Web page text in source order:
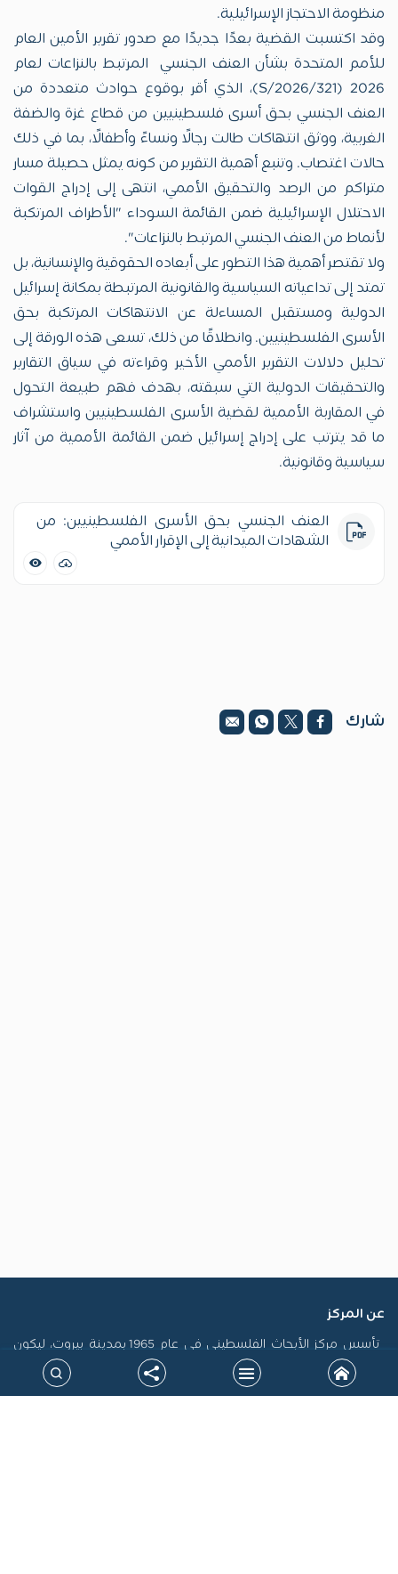
منظومة الاحتجاز الإسرائيلية.
وقد اكتسبت القضية بعدًا جديدًا مع صدور تقرير الأمين العام
للأمم المتحدة بشأن العنف الجنسي المرتبط بالنزاعات لعام
2026 (S/2026/321)، الذي أقر بوقوع حوادث متعددة من
العنف الجنسي بحق أسرى فلسطينيين من قطاع غزة والضفة
الغربية، ووثق انتهاكات طالت رجالًا ونساءً وأطفالًا، بما في ذلك
حالات اغتصاب. وتنبع أهمية التقرير من كونه يمثل حصيلة مسار
متراكم من الرصد والتحقيق الأممي، انتهى إلى إدراج القوات
الاحتلال الإسرائيلية ضمن القائمة السوداء "الأطراف المرتكبة
لأنماط من العنف الجنسي المرتبط بالنزاعات".
ولا تقتصر أهمية هذا التطور على أبعاده الحقوقية والإنسانية، بل
تمتد إلى تداعياته السياسية والقانونية المرتبطة بمكانة إسرائيل
الدولية ومستقبل المساءلة عن الانتهاكات المرتكبة بحق
الأسرى الفلسطينيين. وانطلاقًا من ذلك، تسعى هذه الورقة إلى
تحليل دلالات التقرير الأممي الأخير وقراءته في سياق التقارير
والتحقيقات الدولية التي سبقته، بهدف فهم طبيعة التحول
في المقاربة الأممية لقضية الأسرى الفلسطينيين واستشراف
ما قد يترتب على إدراج إسرائيل ضمن القائمة الأممية من آثار
سياسية وقانونية.
العنف الجنسي بحق الأسرى الفلسطينيين: من
الشهادات الميدانية إلى الإقرار الأممي
شارك
عن المركز
تأسس مركز الأبحاث الفلسطيني في عام 1965 بمدينة بيروت، ليكون
أول منصة فلسطينية رسمية مكرسة لاستدامة الذاكرة الفلسطينية
وتوثيق سيرتها، فضلاً عن إنتاج الدراسات التي تسهم في تشكيل